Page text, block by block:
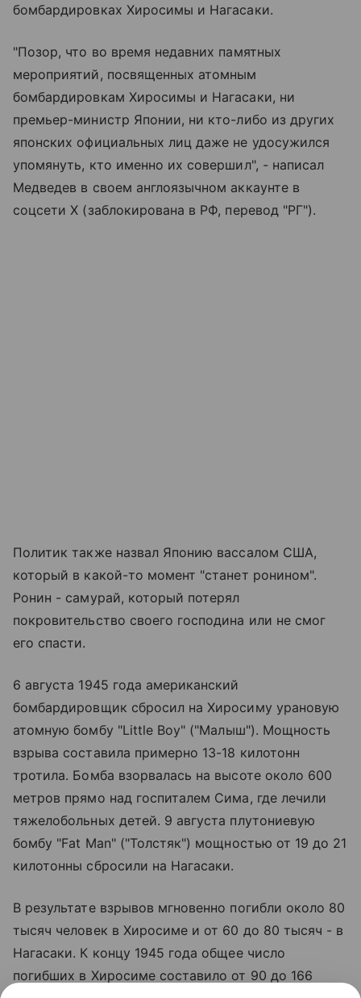
бомбардировках Хиросимы и Нагасаки.
"Позор, что во время недавних памятных
мероприятий, посвященных атомным
бомбардировкам Хиросимы и Нагасаки, ни
премьер-министр Японии, ни кто-либо из других
японских официальных лиц даже не удосужился
упомянуть, кто именно их совершил", - написал
Медведев в своем англоязычном аккаунте в
соцсети X (заблокирована в РФ, перевод "РГ").
Политик также назвал Японию вассалом США,
который в какой-то момент "станет ронином".
Ронин - самурай, который потерял
покровительство своего господина или не смог
его спасти.
6 августа 1945 года американский
бомбардировщик сбросил на Хиросиму урановую
атомную бомбу "Little Boy" ("Малыш"). Мощность
взрыва составила примерно 13-18 килотонн
тротила. Бомба взорвалась на высоте около 600
метров прямо над госпиталем Сима, где лечили
тяжелобольных детей. 9 августа плутониевую
бомбу "Fat Man" ("Толстяк") мощностью от 19 до 21
килотонны сбросили на Нагасаки.
В результате взрывов мгновенно погибли около 80
тысяч человек в Хиросиме и от 60 до 80 тысяч - в
Нагасаки. К концу 1945 года общее число
погибших в Хиросиме составило от 90 до 166